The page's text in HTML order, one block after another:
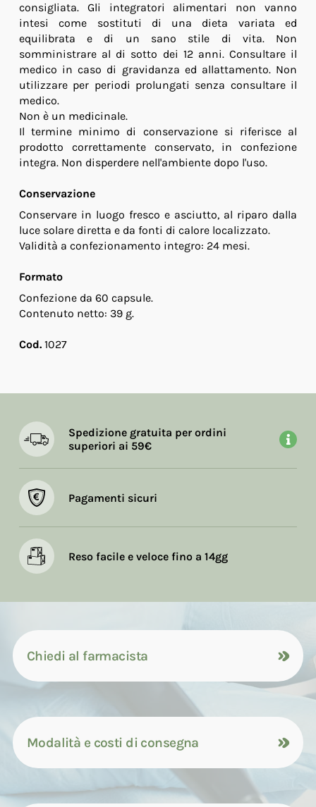
consigliata. Gli integratori alimentari non vanno
intesi come sostituti di una dieta variata ed
equilibrata e di un sano stile di vita. Non
somministrare al di sotto dei 12 anni. Consultare il
medico in caso di gravidanza ed allattamento. Non
utilizzare per periodi prolungati senza consultare il
medico.
Non è un medicinale.
Il termine minimo di conservazione si riferisce al
prodotto correttamente conservato, in confezione
integra. Non disperdere nell'ambiente dopo l'uso.
Conservazione
Conservare in luogo fresco e asciutto, al riparo dalla
luce solare diretta e da fonti di calore localizzato.
Validità a confezionamento integro: 24 mesi.
Formato
Confezione da 60 capsule.
Contenuto netto: 39 g.
Cod.1027
Spedizione gratuita per ordini
superiori ai 59€
Pagamenti sicuri
Reso facile e veloce fino a 14gg
Chiedi al farmacista
Contattaci tramite compilazione del
Modalità e costi di consegna